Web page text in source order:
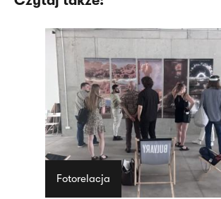
Fotorelacja